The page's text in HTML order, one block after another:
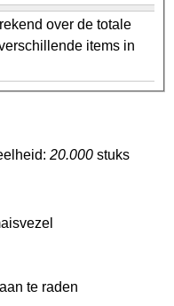
over de totale
items in
20.000 stuks
te raden